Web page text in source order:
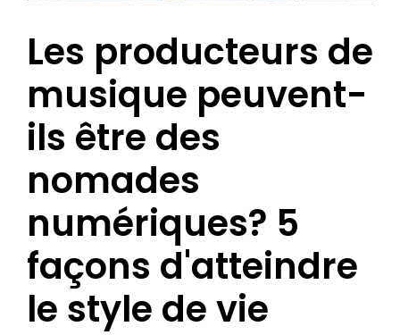
Les producteurs de
musique peuvent-
ils être des
nomades
numériques? 5
façons d'atteindre
le style de vie